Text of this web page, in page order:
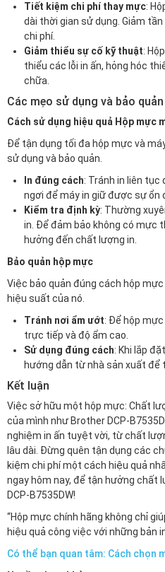
Tiết kiệm chi phí thay mực:
dài thời gian sử dụng. Giảm
chi phí.
Giảm thiểu sự cố kỹ thuật:
thiểu các lỗi in ấn, hỏng hóc
chữa.
Các mẹo sử dụng và bảo
Cách sử dụng hiệu quả Hộp mực
Để tận dụng tối đa hộp mực và
sử dụng và bảo quản.
In đúng cách: Tránh in liên tục
ngơi để máy in giữ được sự ổn
Kiểm tra định kỳ: Thường
in. Để đảm bảo không có mực
hưởng đến chất lượng in.
Bảo quản hộp mực
Việc bảo quản đúng cách hộp
hiệu suất của nó.
Tránh nơi ẩm ướt: Để hộp
trực tiếp và độ ẩm cao.
Sử dụng đúng cách: Khi lắp
hướng dẫn từ nhà sản xuất để
Kết luận
Việc sở hữu một hộp mực: Chất
của mình như Brother DCP-
nghiệm in ấn tuyệt vời, từ chất
lâu dài. Đừng quên tận dụng các
kiệm chi phí một cách hiệu quả
ngay hôm nay, để tận hưởng chất
DCP-B7535DW!
“Hộp mực chính hãng không chỉ
hiệu quả công việc với những bản
Có thể bạn quan tâm: Cách chọn